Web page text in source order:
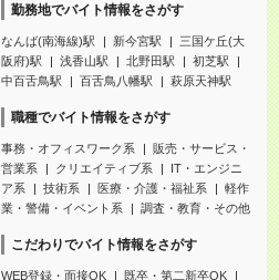
勤務地でバイト情報をさがす
なんば(南海線)駅 新今宮駅
三国ケ丘(大
阪府)駅
浅香山駅 北野田駅
初芝駅
中百舌鳥駅
百舌鳥八幡駅 萩原天神駅
職種でバイト情報をさがす
事務・オフィスワーク系
販売・サービス・
営業系
クリエイティブ系
IT・エンジニ
ア系
技術系 医療・介護・福祉系
軽作
業・警備・イベント系
調査・教育・その他
こだわりでバイト情報をさがす
WEB登録・面接OK
既卒・第二新卒OK